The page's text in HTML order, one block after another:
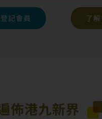
記會員 了
佈港九新界